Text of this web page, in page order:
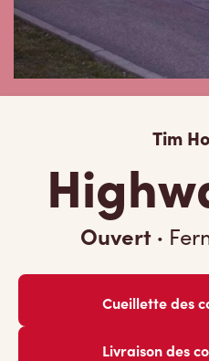
Tim
Ouvert ·
Cueillette des
Livraison des